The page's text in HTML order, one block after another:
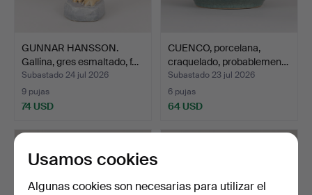
GUNNAR HANSSON.
Gallina, gres esmaltado, f…
Subastado 24 jul 2026
9 pujas
74 USD
CUENCO, porcelana,
craquelado, probablemen…
Subastado 23 jul 2026
6 pujas
64 USD
Usamos cookies
Algunas cookies son necesarias para utilizar el